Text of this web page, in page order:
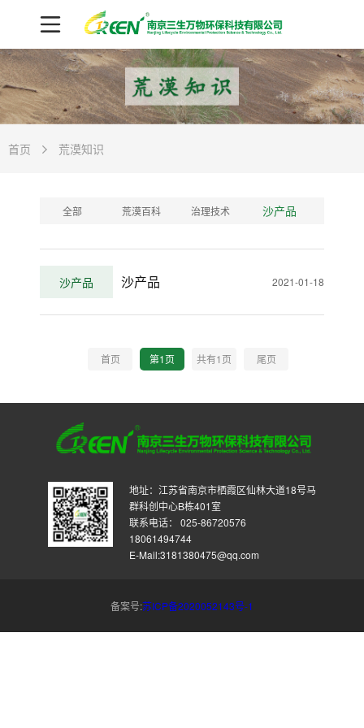
首页 荒漠知识
全部 荒漠百科 治理技术 沙产品
沙产品 沙产品 2021-01-18
首页 第1页 共有1 页 尾页
地址：江苏省南京市栖霞区仙林大道18号马
群科创中心B栋401室
联系电话： 025-86720576
18061494744
E-Mail:3181380475@qq.com
备案号:苏ICP备2020052143号-1